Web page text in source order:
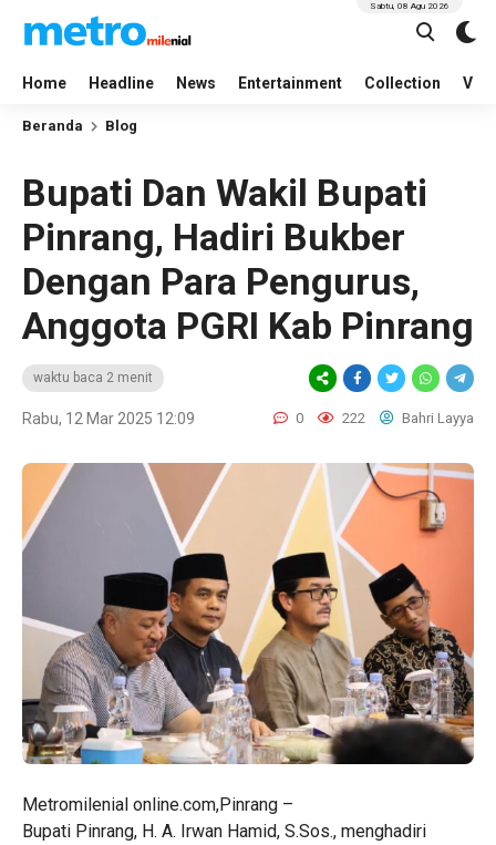
Home Headline News Entertainment Collection
Sabtu, 08 Agu 2026
Beranda Blog
Bupati Dan Wakil Bupati
Pinrang, Hadiri Bukber
Dengan Para Pengurus,
Anggota PGRI Kab Pinrang
waktu baca 2 menit
Rabu, 12 Mar 2025 12:09 0 222 Bahri Layya
Metromilenial online.com,Pinrang –
Bupati Pinrang, H. A. Irwan Hamid, S.Sos., menghadiri